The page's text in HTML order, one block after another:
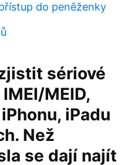
do peněženky
sériové
MEID,
iPadu
Než
se dají najít